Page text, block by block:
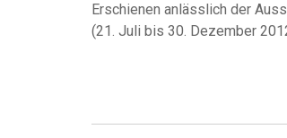
Erschienen anlässlich der
(21. Juli bis 30. Dezember